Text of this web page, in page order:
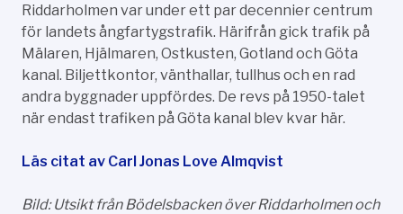
Riddarholmen var under ett par decennier centrum
för landets ångfartygstrafik. Härifrån gick trafik på
Mälaren, Hjälmaren, Ostkusten, Gotland och Göta
kanal. Biljettkontor, vänthallar, tullhus och en rad
andra byggnader uppfördes. De revs på 1950-talet
när endast trafiken på Göta kanal blev kvar här.
Läs citat av Carl Jonas Love Almqvist
Bild: Utsikt från Bödelsbacken över Riddarholmen och